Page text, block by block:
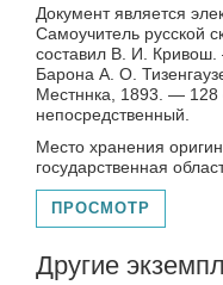
Документ является
Самоучитель русской
составил В. И.
Барона А. О.
Местннка, 1893. — 128
непосредственный.
Место хранения
государственная
ПРОСМОТР
Другие